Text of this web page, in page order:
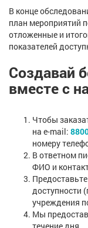
В конце
план мероприятий
отложенные и
показателей
Cоздавай
вместе с
Чтобы
на e-mail:
номеру
В ответном
ФИО и
доступности
учреждения
Мы